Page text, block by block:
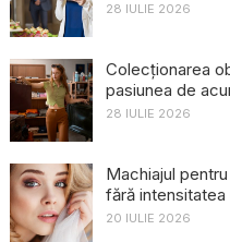
28 IULIE 2026
Colecționarea
pasiunea de
28 IULIE 2026
Machiajul
fără
20 IULIE 2026